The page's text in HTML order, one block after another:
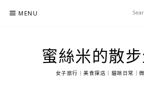
MENU
蜜絲米的散
女子旅行｜美食探店｜貓咪日常｜